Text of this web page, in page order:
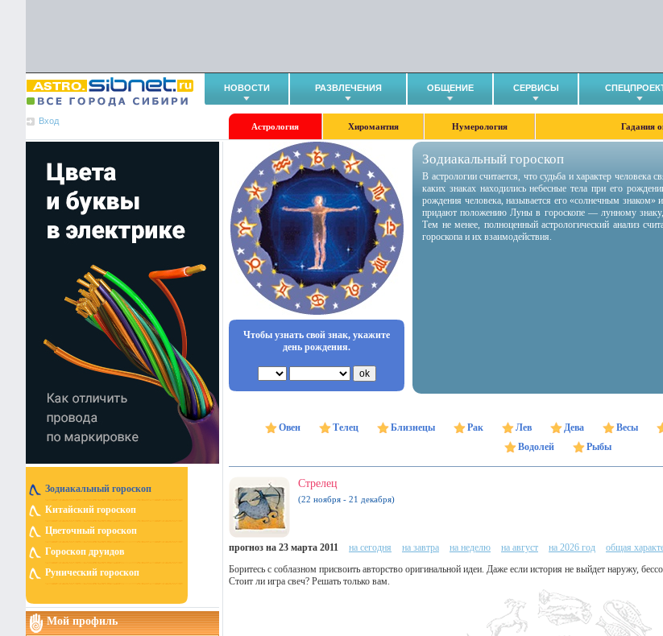
НОВОСТИ РАЗВЛЕЧЕНИЯ ОБЩЕНИЕ СЕРВИСЫ
Вход
Астрология Хиромантия Нумерология Гадания
Зодиакальный гороскоп
Китайский гороскоп
Цветочный гороскоп
Гороскоп друидов
Рунический гороскоп
Мой профиль
Чтобы узнать свой знак, укажите
день рождения.
Зодиакальный гороскоп
В астрологии считается, что судьба и характер
каких знаках находились небесные тела при его
рождения человека, называется его «солнечным знаком»
придают положению Луны в гороскопе — лунному
Тем не менее, полноценный астрологический анализ
гороскопа и их взаимодействия.
Овен Телец Близнецы Рак Лев Дева Весы
Водолей
Рыбы
Стрелец
(22 ноября - 21 декабря)
прогноз на 23 марта 2011 на сегодня на завтра на неделю на август на 2026 год
общая
Боритесь с соблазном присвоить авторство оригинальной идеи. Даже если история не выйдет наружу,
Стоит ли игра свеч? Решать только вам.